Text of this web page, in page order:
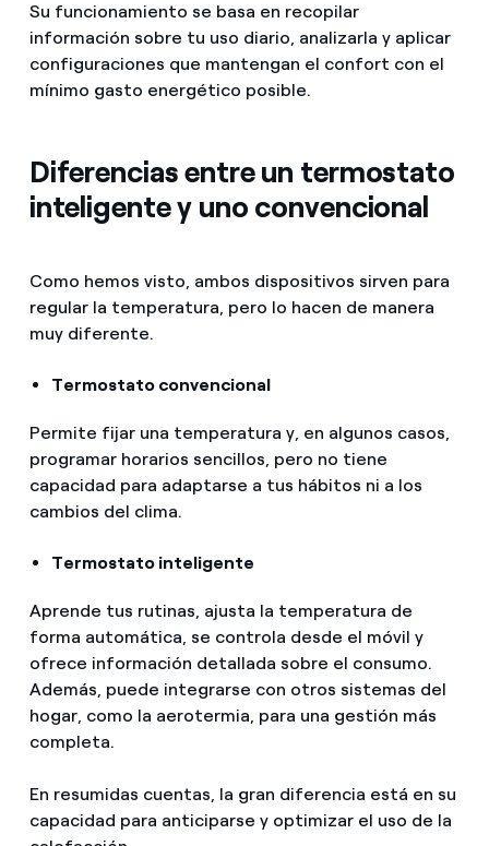
Su funcionamiento se basa en recopilar
información sobre tu uso diario, analizarla y aplicar
configuraciones que mantengan el confort con el
mínimo gasto energético posible.
Diferencias entre un termostato
inteligente y uno convencional
Como hemos visto, ambos dispositivos sirven para
regular la temperatura, pero lo hacen de manera
muy diferente.
Termostato convencional
Permite fijar una temperatura y, en algunos casos,
programar horarios sencillos, pero no tiene
capacidad para adaptarse a tus hábitos ni a los
cambios del clima.
Termostato inteligente
Aprende tus rutinas, ajusta la temperatura de
forma automática, se controla desde el móvil y
ofrece información detallada sobre el consumo.
Además, puede integrarse con otros sistemas del
hogar, como la aerotermia, para una gestión más
completa.
En resumidas cuentas, la gran diferencia está en su
capacidad para anticiparse y optimizar el uso de la